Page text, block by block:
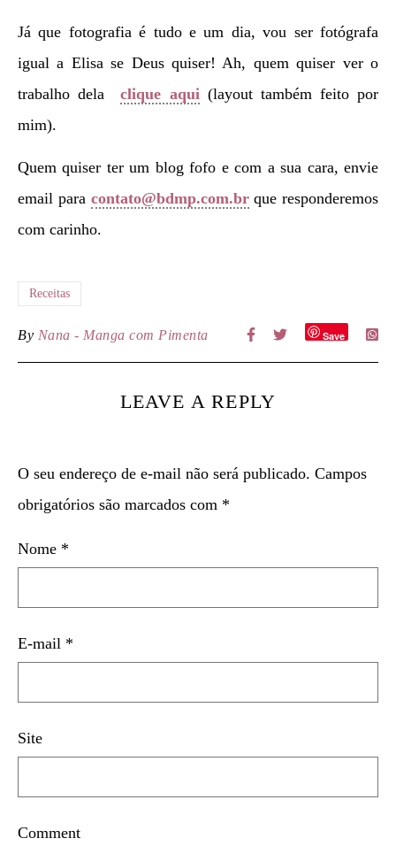
Já que fotografia é tudo e um dia, vou ser fotógrafa
igual a Elisa se Deus quiser! Ah, quem quiser ver o
trabalho delaclique aqui(layout também feito por
mim).
Quem quiser ter um blog fofo e com a sua cara, envie
email para contato@bdmp.com.brque responderemos
com carinho.
Receitas
By Nana - Manga com Pimenta Save
LEAVE A REPLY
O seu endereço de e-mail não será publicado. Campos
obrigatórios são marcados com *
Nome *
E-mail *
Site
Comment